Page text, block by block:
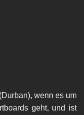
wenn es um
geht, und ist